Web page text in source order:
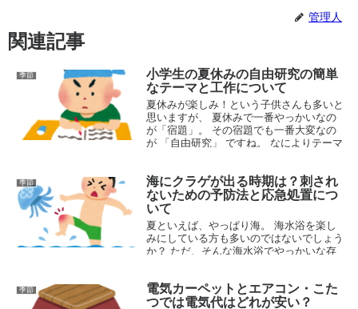
管理人
関連記事
季節
小学生の夏休みの自由研究の簡単
なテーマと工作について
夏休みが楽しみ！という子供さんも多いと
思いますが、 夏休みで一番やっかいなの
が「宿題」。 その宿題でも一番大変なの
が 「自由研究」 ですね。 なによりテーマ
2015.05.28
季節
海にクラゲが出る時期は？刺され
ないための予防法と応急処置につ
いて
夏といえば、やっぱり海。 海水浴を楽し
みにしている方も多いのではないでしょう
か？ ただ、そんな海水浴でやっかいな存
されると大変なので、お盆が近づくと...
2016.07.21
季節
電気カーペットとエアコン・こた
つでは電気代はどれが安い？